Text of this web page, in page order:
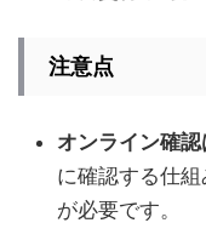
注意点
オンライン確認
に確認する仕
が必要です。